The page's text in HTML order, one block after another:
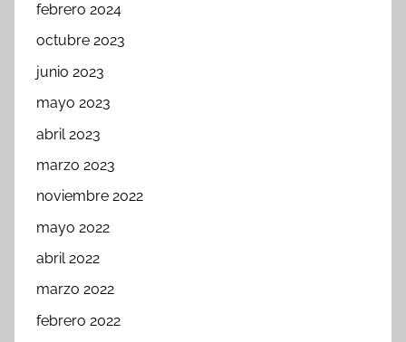
febrero 2024
octubre 2023
junio 2023
mayo 2023
abril 2023
marzo 2023
noviembre 2022
mayo 2022
abril 2022
marzo 2022
febrero 2022